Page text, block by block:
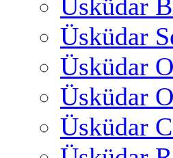
Üsküdar
Üsküdar
Üsküdar
Üsküdar
Üsküdar